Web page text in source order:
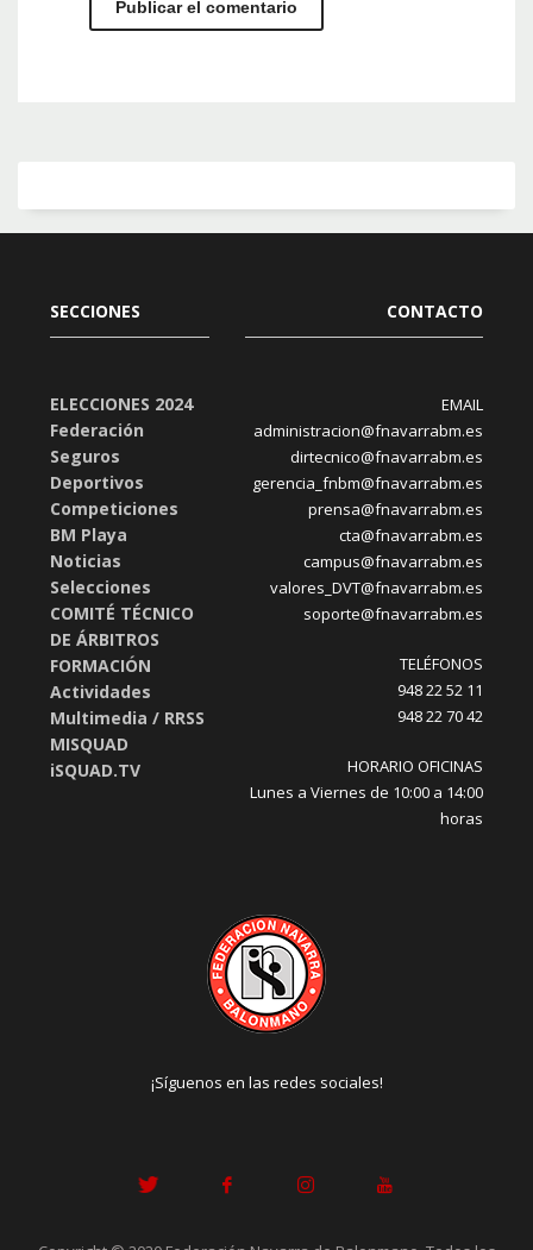
SECCIONES
ELECCIONES 2024
Federación
Seguros
Deportivos
Competiciones
BM Playa
Noticias
Selecciones
COMITÉ TÉCNICO
DE ÁRBITROS
FORMACIÓN
Actividades
Multimedia / RRSS
MISQUAD
iSQUAD.TV
CONTACTO
EMAIL
administracion@fnavarrabm.es
dirtecnico@fnavarrabm.es
gerencia_fnbm@fnavarrabm.es
prensa@fnavarrabm.es
cta@fnavarrabm.es
campus@fnavarrabm.es
valores_DVT@fnavarrabm.es
soporte@fnavarrabm.es
TELÉFONOS
948 22 52 11
948 22 70 42
HORARIO OFICINAS
Lunes a Viernes de 10:00 a 14:00
horas
¡Síguenos en las redes sociales!